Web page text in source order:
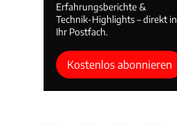
Erfahrungsberichte &
Technik-Highlights – direkt in
Ihr Postfach.
Kostenlos abonnieren